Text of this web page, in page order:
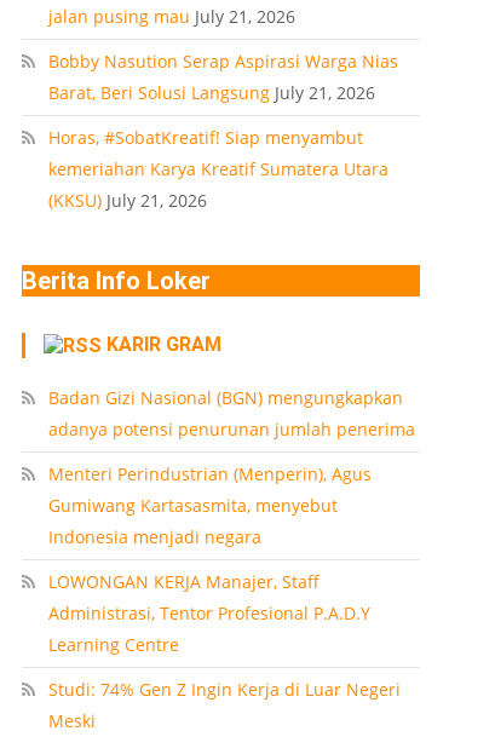
jalan pusing mau July 21, 2026
Bobby Nasution Serap Aspirasi Warga Nias
Barat, Beri Solusi Langsung July 21, 2026
Horas, #SobatKreatif! Siap menyambut
kemeriahan Karya Kreatif Sumatera Utara
(KKSU) July 21, 2026
Berita Info Loker
KARIR GRAM
Badan Gizi Nasional (BGN) mengungkapkan
adanya potensi penurunan jumlah penerima
Menteri Perindustrian (Menperin), Agus
Gumiwang Kartasasmita, menyebut
Indonesia menjadi negara
LOWONGAN KERJA Manajer, Staff
Administrasi, Tentor Profesional P.A.D.Y
Learning Centre
Studi: 74% Gen Z Ingin Kerja di Luar Negeri
Meski